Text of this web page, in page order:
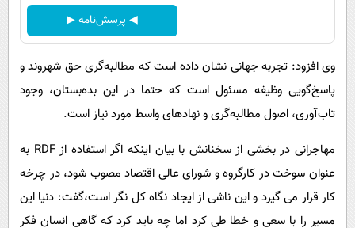
◀ پرسش‌نامه ▶
وی افزود: تجربه جهانی نشان داده است که مطالبه‌گری حق شهروند و
پاسخ‌گویی وظیفه مسئول است که حتما در این بده‌بستان، وجود
تاب‌آوری، اصول مطالبه‌گری و نهادهای واسط مورد نیاز است.
مهاجرانی در بخشی از سخنانش با بیان اینکه اگر استفاده از RDF به
عنوان سوخت در کارگروه و شورای عالی اقتصاد مصوب شود، در چرخه
کار قرار می گیرد و این ناشی از ایجاد نگاه کل نگر است،گفت: دنیا این
مسیر را با سعی و خطا طی کرد اما چه باید کرد که گاهی انسان فکر